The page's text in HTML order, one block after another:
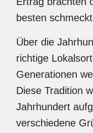
besten
Über die
richtige
Generationen
Diese Tradition
Jahrhundert
verschiedene